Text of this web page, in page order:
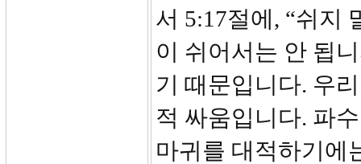
서 5:17절에, “쉬지
이 쉬어서는 안 됩
기 때문입니다. 우
적 싸움입니다. 파
마귀를 대적하기에